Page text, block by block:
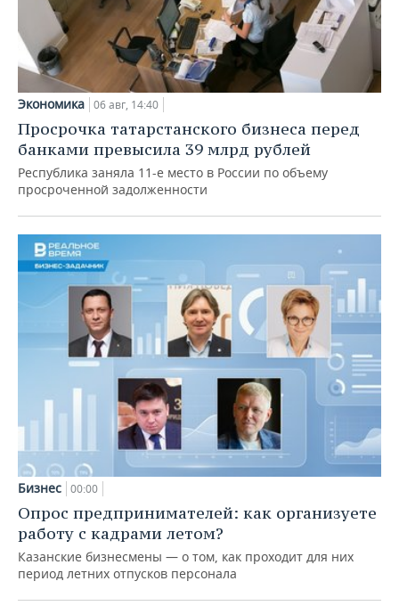
Экономика 06 авг, 14:40
Просрочка татарстанского бизнеса перед
банками превысила 39 млрд рублей
Республика заняла 11-е место в России по объему
просроченной задолженности
Бизнес 00:00
Опрос предпринимателей: как организуете
работу с кадрами летом?
Казанские бизнесмены — о том, как проходит для них
период летних отпусков персонала